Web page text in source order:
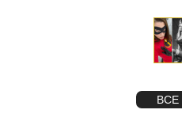
ВСЕ